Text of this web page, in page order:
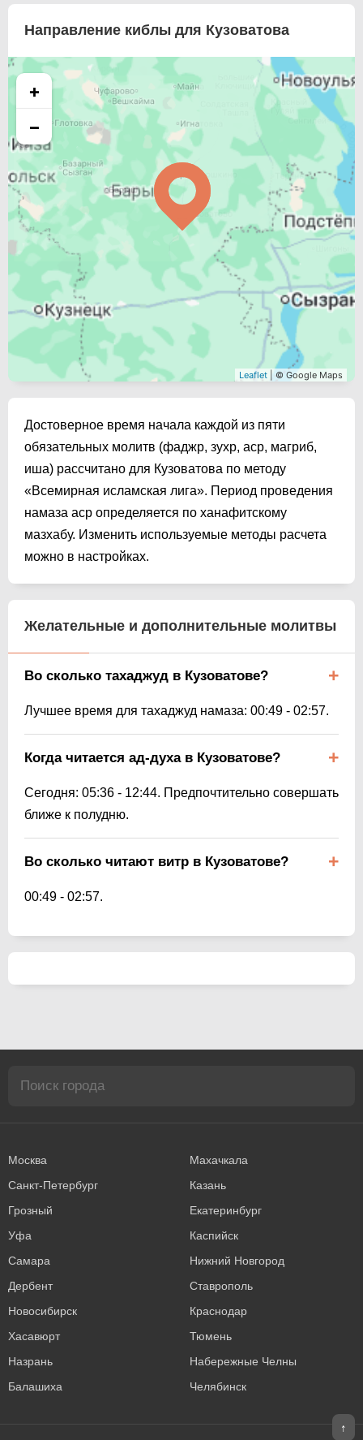
Направление киблы для Кузоватова
+
−
Leaflet | © Google Maps
Достоверное время начала каждой из пяти
обязательных молитв (фаджр, зухр, аср, магриб,
иша) рассчитано для Кузоватова по методу
«Всемирная исламская лига». Период проведения
намаза аср определяется по ханафитскому
мазхабу. Изменить используемые методы расчета
можно в настройках.
Желательные и дополнительные молитвы
Во сколько тахаджуд в Кузоватове?
Лучшее время для тахаджуд намаза: 00:49 - 02:57.
Когда читается ад-духа в Кузоватове?
Сегодня: 05:36 - 12:44. Предпочтительно совершать
ближе к полудню.
Во сколько читают витр в Кузоватове?
00:49 - 02:57.
Москва
Махачкала
Санкт-Петербург
Казань
Грозный
Екатеринбург
Уфа
Каспийск
Самара
Нижний Новгород
Дербент
Ставрополь
Новосибирск
Краснодар
Хасавюрт
Тюмень
Назрань
Набережные Челны
Балашиха
Челябинск
↑